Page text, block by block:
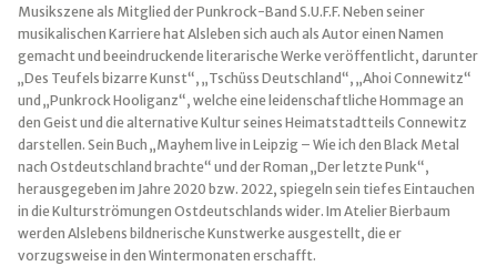
Musikszene als Mitglied der Punkrock-Band S.U.F.F. Neben seiner
musikalischen Karriere hat Alsleben sich auch als Autor einen Namen
gemacht und beeindruckende literarische Werke veröffentlicht, darunter
„Des Teufels bizarre Kunst“, „Tschüss Deutschland“, „Ahoi Connewitz“
und „Punkrock Hooliganz“, welche eine leidenschaftliche Hommage an
den Geist und die alternative Kultur seines Heimatstadtteils Connewitz
darstellen. Sein Buch „Mayhem live in Leipzig – Wie ich den Black Metal
nach Ostdeutschland brachte“ und der Roman „Der letzte Punk“,
herausgegeben im Jahre 2020 bzw. 2022, spiegeln sein tiefes Eintauchen
in die Kulturströmungen Ostdeutschlands wider. Im Atelier Bierbaum
werden Alslebens bildnerische Kunstwerke ausgestellt, die er
vorzugsweise in den Wintermonaten erschafft.